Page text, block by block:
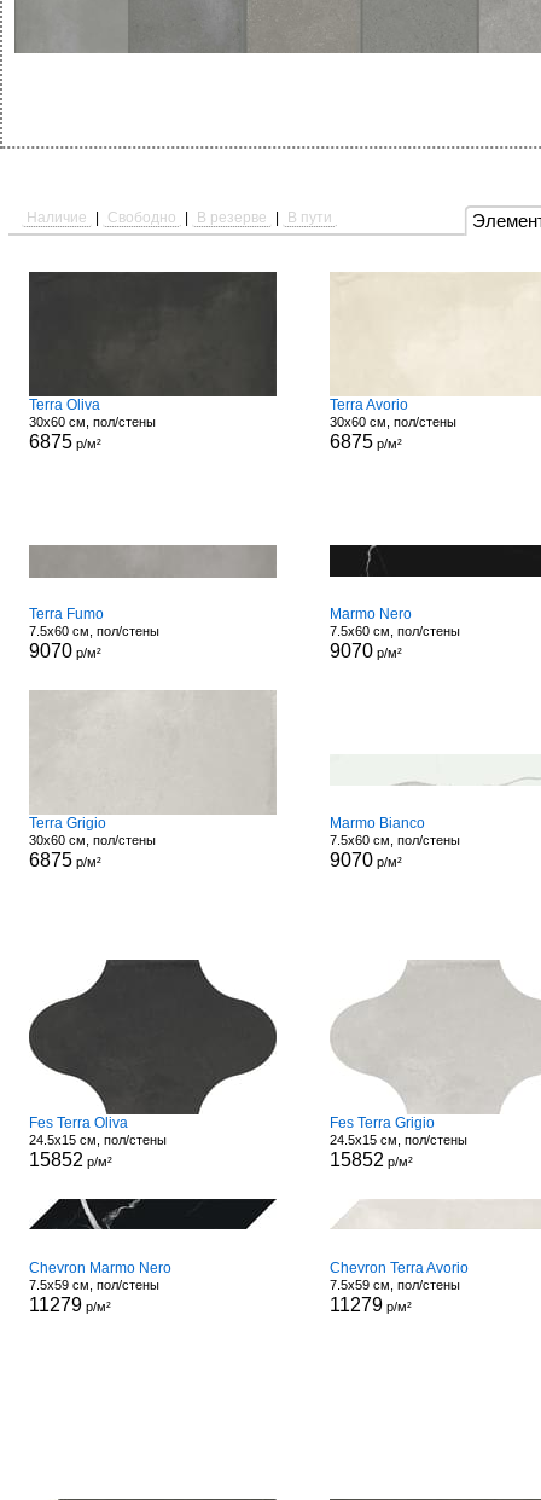
Наличие Свободно В резерве В пути
Terra Oliva
30x60 см, пол/стены
6875р/м²
Terra Avorio
30x60 см, пол/стены
6875р/м²
Terra Fumo
7.5x60 см, пол/стены
9070р/м²
Marmo Nero
7.5x60 см, пол/стены
9070р/м²
Terra Grigio
30x60 см, пол/стены
6875р/м²
Marmo Bianco
7.5x60 см, пол/стены
9070р/м²
Fes Terra Oliva
24.5x15 см, пол/стены
15852 р/м²
Fes Terra Grigio
24.5x15 см, пол/стены
15852 р/м²
Chevron Marmo Nero
7.5x59 см, пол/стены
11279р/м²
Chevron Terra Avorio
7.5x59 см, пол/стены
11279р/м²